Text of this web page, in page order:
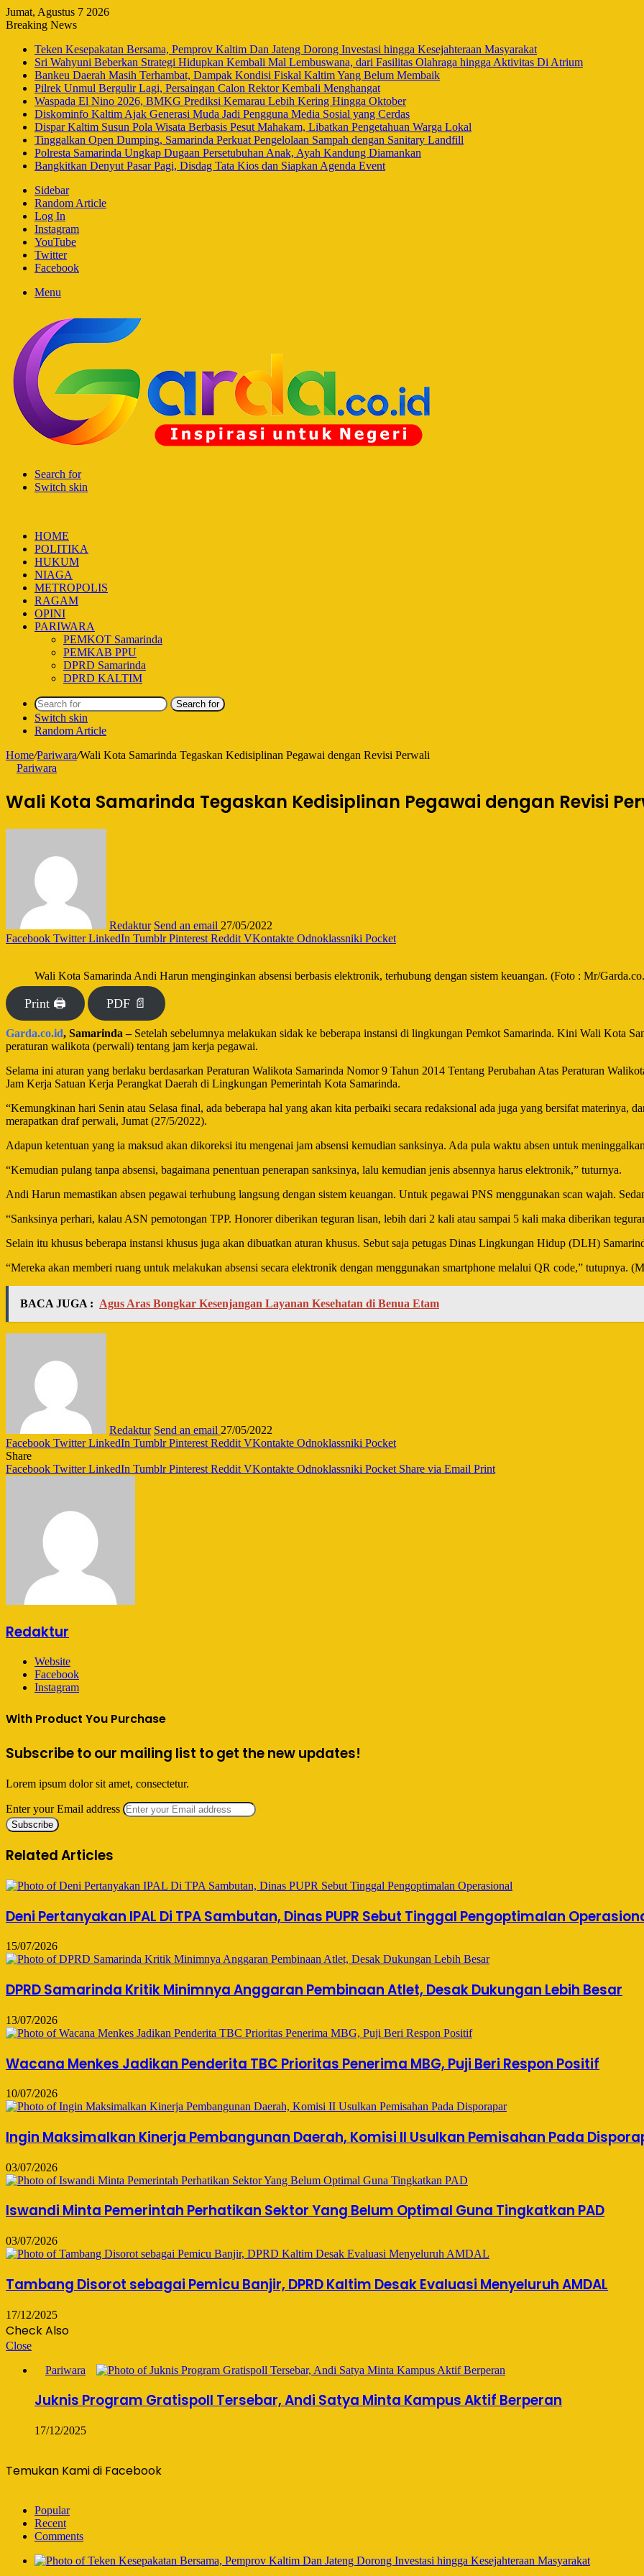
Jumat, Agustus 7 2026
Breaking News
Teken Kesepakatan Bersama, Pemprov Kaltim Dan Jateng Dorong Investasi hingga Kesejahteraan Masyarakat
Sri Wahyuni Beberkan Strategi Hidupkan Kembali Mal Lembuswana, dari Fasilitas Olahraga hingga Aktivitas Di Atrium
Bankeu Daerah Masih Terhambat, Dampak Kondisi Fiskal Kaltim Yang Belum Membaik
Pilrek Unmul Bergulir Lagi, Persaingan Calon Rektor Kembali Menghangat
Waspada El Nino 2026, BMKG Prediksi Kemarau Lebih Kering Hingga Oktober
Diskominfo Kaltim Ajak Generasi Muda Jadi Pengguna Media Sosial yang Cerdas
Dispar Kaltim Susun Pola Wisata Berbasis Pesut Mahakam, Libatkan Pengetahuan Warga Lokal
Tinggalkan Open Dumping, Samarinda Perkuat Pengelolaan Sampah dengan Sanitary Landfill
Polresta Samarinda Ungkap Dugaan Persetubuhan Anak, Ayah Kandung Diamankan
Bangkitkan Denyut Pasar Pagi, Disdag Tata Kios dan Siapkan Agenda Event
Sidebar
Random Article
Log In
Instagram
YouTube
Twitter
Facebook
Menu
Search for
Switch skin
HOME
POLITIKA
HUKUM
NIAGA
METROPOLIS
RAGAM
OPINI
PARIWARA
PEMKOT Samarinda
PEMKAB PPU
DPRD Samarinda
DPRD KALTIM
Search for
Switch skin
Random Article
Home/Pariwara/Wali Kota Samarinda Tegaskan Kedisiplinan Pegawai dengan Revisi Perwali
Pariwara
Wali Kota Samarinda Tegaskan Kedisiplinan Pegawai dengan Revisi
Redaktur Send an email 27/05/2022
Facebook Twitter LinkedIn Tumblr Pinterest Reddit VKontakte Odnoklassniki Pocket
Wali Kota Samarinda Andi Harun menginginkan absensi berbasis elektronik, terhubung dengan sistem keuangan. (Foto : Mr/
Print 🖨 PDF 📄
Garda.co.id, Samarinda –Setelah sebelumnya melakukan sidak ke beberapa instansi di lingkungan Pemkot Samarinda. Kini Wali Kota
peraturan walikota (perwali) tentang jam kerja pegawai.
Selama ini aturan yang berlaku berdasarkan Peraturan Walikota Samarinda Nomor 9 Tahun 2014 Tentang Perubahan Atas Peraturan
Jam Kerja Satuan Kerja Perangkat Daerah di Lingkungan Pemerintah Kota Samarinda.
“Kemungkinan hari Senin atau Selasa final, ada beberapa hal yang akan kita perbaiki secara redaksional ada juga yang bersifat materinya,
merapatkan draf perwali, Jumat (27/5/2022).
Adapun ketentuan yang ia maksud akan dikoreksi itu mengenai jam absensi kemudian sanksinya. Ada pula waktu absen untuk
“Kemudian pulang tanpa absensi, bagaimana penentuan penerapan sanksinya, lalu kemudian jenis absennya harus elektronik,” tuturnya.
Andi Harun memastikan absen pegawai terhubung langsung dengan sistem keuangan. Untuk pegawai PNS menggunakan scan wajah.
“Sanksinya perhari, kalau ASN pemotongan TPP. Honorer diberikan teguran lisan, lebih dari 2 kali atau sampai 5 kali maka diberikan
Selain itu khusus beberapa instansi khusus juga akan dibuatkan aturan khusus. Sebut saja petugas Dinas Lingkungan Hidup (DLH)
“Mereka akan memberi ruang untuk melakukan absensi secara elektronik dengan menggunakan smartphone melalui QR code,” tutupnya.
BACA JUGA : Agus Aras Bongkar Kesenjangan Layanan Kesehatan di Benua Etam
Redaktur Send an email 27/05/2022
Facebook Twitter LinkedIn Tumblr Pinterest Reddit VKontakte Odnoklassniki Pocket
Share
Facebook Twitter LinkedIn Tumblr Pinterest Reddit VKontakte Odnoklassniki Pocket Share via Email Print
Redaktur
Website
Facebook
Instagram
With Product You Purchase
Subscribe to our mailing list to get the new updates!
Lorem ipsum dolor sit amet, consectetur.
Enter your Email address
Related Articles
Deni Pertanyakan IPAL Di TPA Sambutan, Dinas PUPR Sebut Tinggal Pengoptimalan
15/07/2026
DPRD Samarinda Kritik Minimnya Anggaran Pembinaan Atlet, Desak Dukungan Lebih Besar
13/07/2026
Wacana Menkes Jadikan Penderita TBC Prioritas Penerima MBG, Puji Beri Respon Positif
10/07/2026
Ingin Maksimalkan Kinerja Pembangunan Daerah, Komisi II Usulkan Pemisahan Pada
03/07/2026
Iswandi Minta Pemerintah Perhatikan Sektor Yang Belum Optimal Guna Tingkatkan PAD
03/07/2026
Tambang Disorot sebagai Pemicu Banjir, DPRD Kaltim Desak Evaluasi Menyeluruh AMDAL
17/12/2025
Check Also
Close
Pariwara
Juknis Program Gratispoll Tersebar, Andi Satya Minta Kampus Aktif Berperan
17/12/2025
Temukan Kami di Facebook
Popular
Recent
Comments